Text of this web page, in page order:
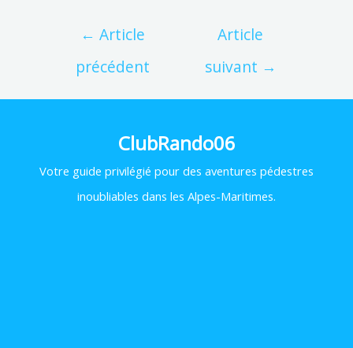
← Article
précédent
Article
suivant →
ClubRando06
Votre guide privilégié pour des aventures pédestres
inoubliables dans les Alpes-Maritimes.